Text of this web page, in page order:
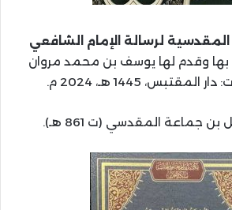
لرسالة الإمام الشافعي
بها وقدم لها يوسف بن محمد مروان
1445 هـ، 2024 م.
جماعة المقدسي (ت 861 هـ).